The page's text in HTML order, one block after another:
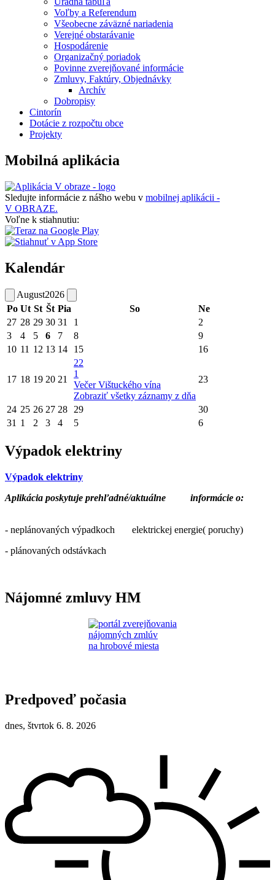
Voľby a Referendum
Všeobecne záväzné nariadenia
Verejné obstarávanie
Hospodárenie
Organizačný poriadok
Povinne zverejňované informácie
Zmluvy, Faktúry, Objednávky
Archív
Dobropisy
Cintorín
Dotácie z rozpočtu obce
Projekty
Mobilná aplikácia
Sledujte informácie z nášho webu v mobilnej aplikácii -
V OBRAZE.
Voľne k stiahnutiu:
Kalendár
August2026
Po Ut St Št Pia So
Ne
27 28 29 30 31 1
2
3
4 5 6 7 8
9
10 11 12 13 14 15 16
17 18 19 20 21
22
1
Večer Vištuckého vína
Zobraziť všetky záznamy z dňa
23
24 25 26 27 28 29
30
31 1 2 3 4 5 6
Výpadok elektriny
Výpadok elektriny
Aplikácia poskytuje prehľadné/aktuálne informácie o:
- neplánovaných výpadkoch elektrickej energie( poruchy)
- plánovaných odstávkach
Nájomné zmluvy HM
Predpoveď počasia
dnes, štvrtok 6. 8. 2026